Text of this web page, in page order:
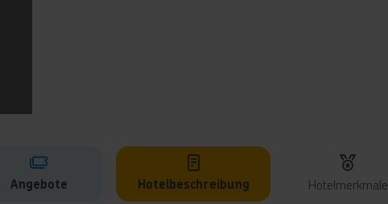
Angebote Hotelbeschreibung Hotelmerkmale